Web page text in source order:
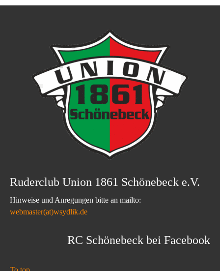
Ruderclub Union 1861 Schönebeck e.V.
Hinweise und Anregungen bitte an mailto:
webmaster(at)wsydlik.de
RC Schönebeck bei Facebook